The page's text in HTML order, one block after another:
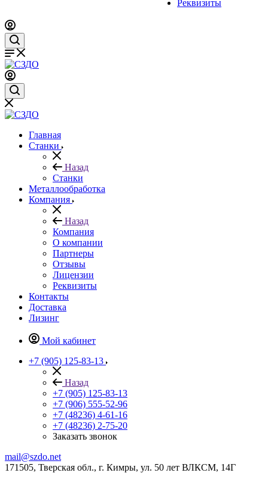
Реквизиты
Главная
Станки
Назад
Станки
Металлообработка
Компания
Назад
Компания
О компании
Партнеры
Отзывы
Лицензии
Реквизиты
Контакты
Доставка
Лизинг
Мой кабинет
+7 (905) 125-83-13
Назад
+7 (905) 125-83-13
+7 (906) 555-52-96
+7 (48236) 4-61-16
+7 (48236) 2-75-20
Заказать звонок
mail@szdo.net
171505, Тверская обл., г. Кимры, ул. 50 лет ВЛКСМ, 14Г